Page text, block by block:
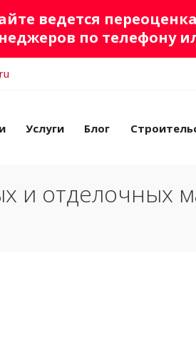
ведется
по телефону
Услуги Блог
и отделочных